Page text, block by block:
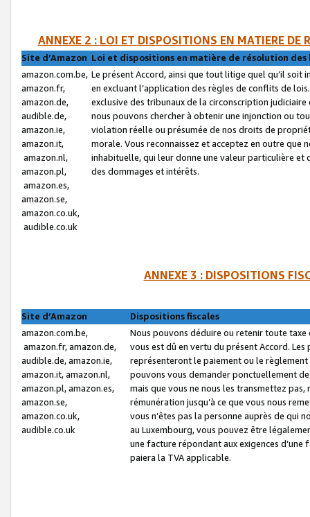
ANNEXE 2 : LOI ET DISPOSITIONS EN MATIERE DE
Site d’Amazon Loi et dispositions en matière de résolution
amazon.com.be,
amazon.fr,
amazon.de,
audible.de,
amazon.ie,
amazon.it,
amazon.nl,
amazon.pl,
amazon.es,
amazon.se,
amazon.co.uk,
audible.co.uk
Le présent Accord, ainsi que tout litige quel qu’il soit
en excluant l’application des règles de conflits de
exclusive des tribunaux de la circonscription
nous pouvons chercher à obtenir une injonction ou
violation réelle ou présumée de nos droits de
morale. Vous reconnaissez et acceptez en outre que
inhabituelle, qui leur donne une valeur particulière
des dommages et intérêts.
ANNEXE 3 : DISPOSITIONS
Site d’Amazon
Dispositions fiscales
amazon.com.be,
amazon.fr, amazon.de,
audible.de, amazon.ie,
amazon.it, amazon.nl,
amazon.pl, amazon.es,
amazon.se,
amazon.co.uk,
audible.co.uk
Nous pouvons déduire ou retenir toute
vous est dû en vertu du présent Accord.
représenteront le paiement ou le
pouvons vous demander ponctuellement
mais que vous ne nous les transmettez
rémunération jusqu’à ce que vous nous
vous n’êtes pas la personne auprès de qui
au Luxembourg, vous pouvez être
une facture répondant aux exigences
paiera la TVA applicable.